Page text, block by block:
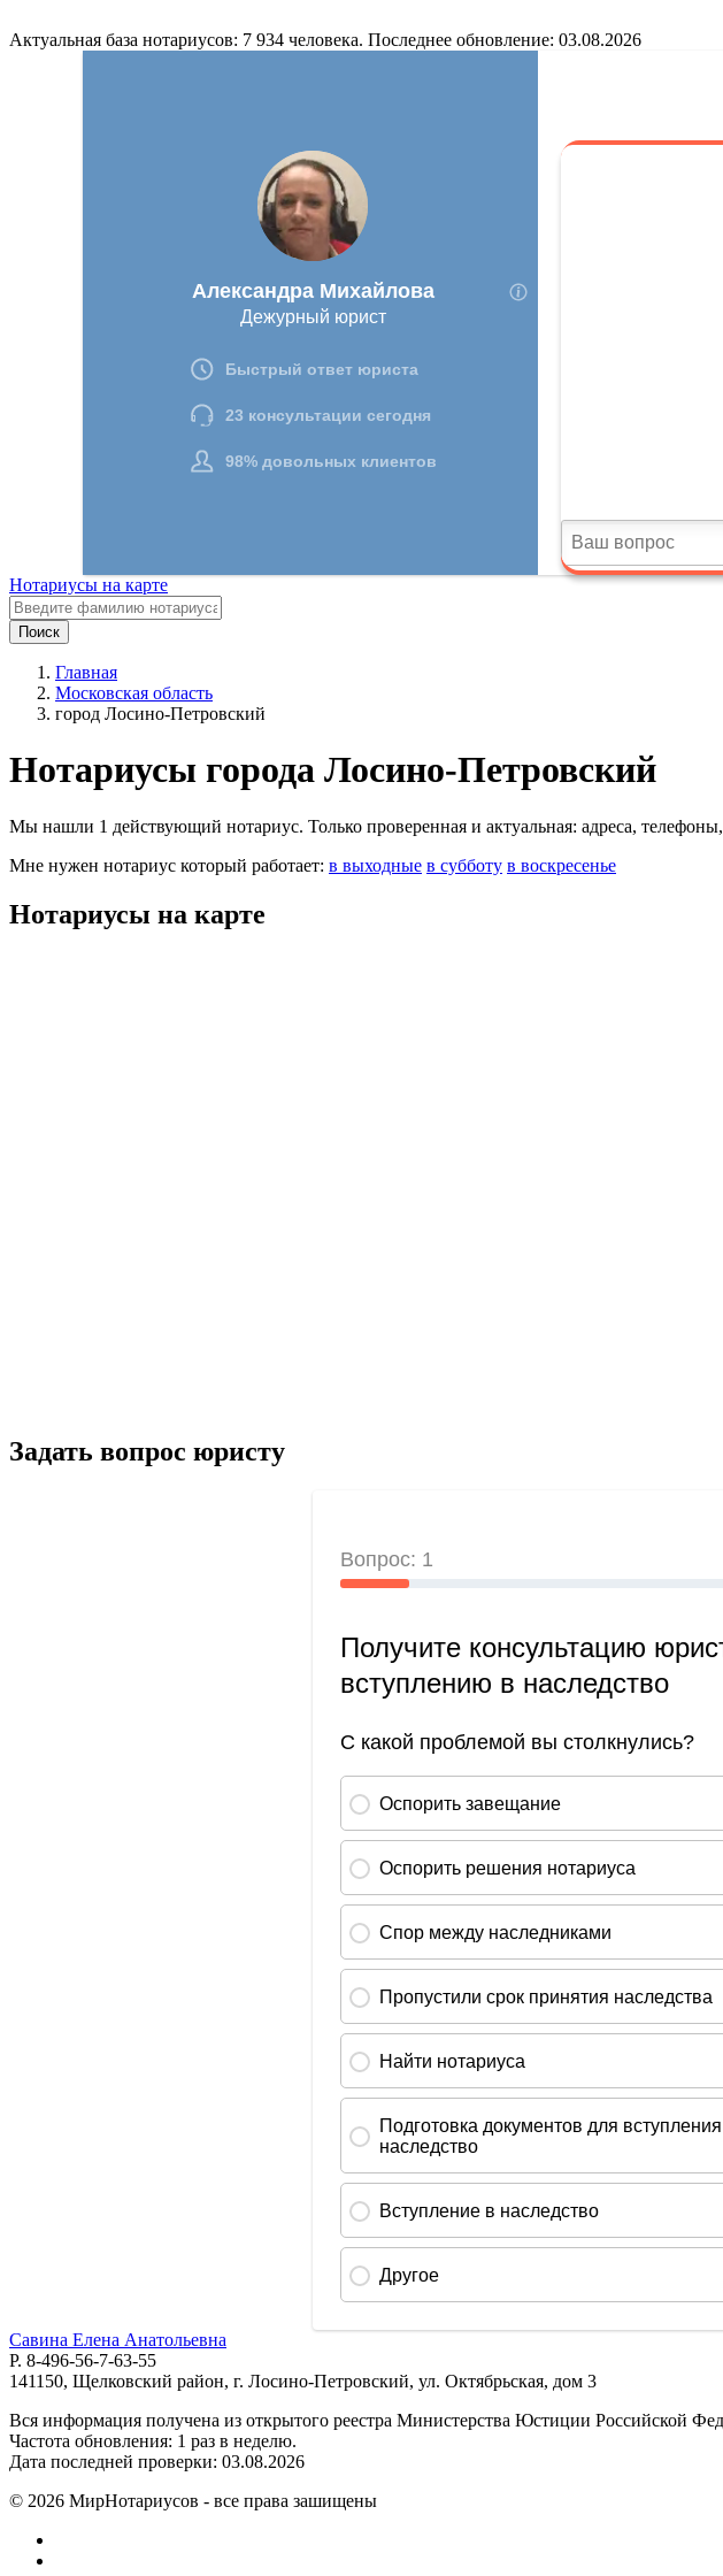
Актуальная база нотариусов: 7 934 человека. Последнее обновление: 03.08.2026
Нотариусы на карте
Поиск
Главная
Московская область
город Лосино-Петровский
Нотариусы города Лосино-Петровский
Мы нашли 1 действующий нотариус. Только проверенная и актуальная: адреса,
Мне нужен нотариус который работает: в выходные в субботу в воскресенье
Нотариусы на карте
Задать вопрос юристу
Савина Елена Анатольевна
Р. 8-496-56-7-63-55
141150, Щелковский район, г. Лосино-Петровский, ул. Октябрьская, дом 3
Вся информация получена из открытого реестра Министерства Юстиции Российской
Частота обновления: 1 раз в неделю.
Дата последней проверки: 03.08.2026
© 2026 МирНотариусов - все права зашищены